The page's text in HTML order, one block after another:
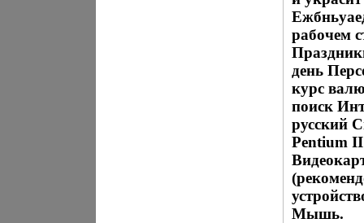
рабочем
день
курс
поиск
русский
Pentium
Мышь.